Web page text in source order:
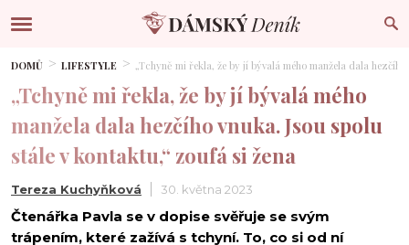
DOMŮ LIFESTYLE „Tchyně mi řekla, že by jí bývalá mého manžela dala
„Tchyně mi řekla, že by jí bývalá mého
manžela dala hezčího vnuka. Jsou spolu
stále v kontaktu,“ zoufá si žena
Tereza Kuchyňková 30. května 2023
Čtenářka Pavla se v dopise svěřuje se svým
trápením, které zažívá s tchyní. To, co si od ní